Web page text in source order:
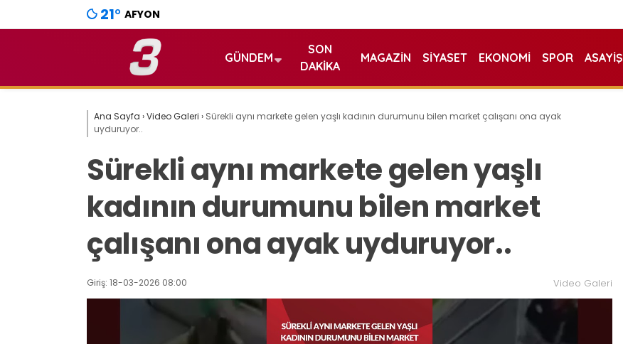
21° AFYON
GÜNDEM
SON
DAKIKA
MAGAZIN SIYASET EKONOMI SPOR ASAYIŞ
Ana Sayfa ›Video Galeri › Sürekli aynı markete gelen yaşlı kadının durumunu bilen market çalışanı ona ayak
uyduruyor..
Sürekli aynı markete gelen yaşlı
kadının durumunu bilen market
çalışanı ona ayak uyduruyor..
Giriş: 18-03-2026 08:00 Video Galeri